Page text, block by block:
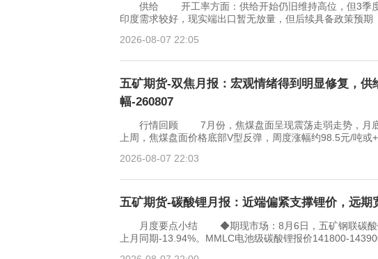
供给 开工率方面：供给开始仍旧维持高位，但3季
印度需求较好，现实端出口暂无放量，但后续具备政
2026-08-07 22:05
五矿期货-双焦月报：宏观情绪得到明显修复，
幅-260807
行情回顾 7月份，焦煤盘面呈现震荡走弱走势，月底
上周，焦煤盘面价格底部V型反弹，周度涨幅约98.5元/吨或
2026-08-07 22:03
五矿期货-碳酸锂月报：近端偏紧支撑锂价，远期
月度要点小结 ◆期现市场：8月6日，五矿钢联碳酸锂
上月同期-13.94%。MMLC电池级碳酸锂报价141800-